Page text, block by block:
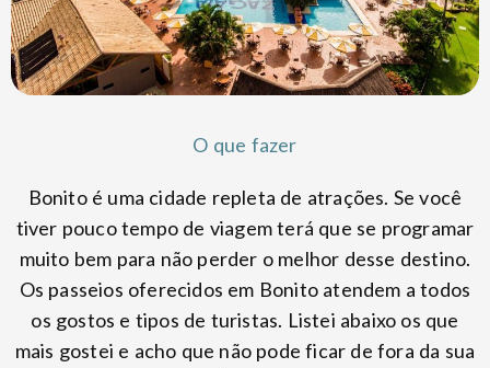
O que fazer
Bonito é uma cidade repleta de atrações. Se você
tiver pouco tempo de viagem terá que se programar
muito bem para não perder o melhor desse destino.
Os passeios oferecidos em Bonito atendem a todos
os gostos e tipos de turistas. Listei abaixo os que
mais gostei e acho que não pode ficar de fora da sua